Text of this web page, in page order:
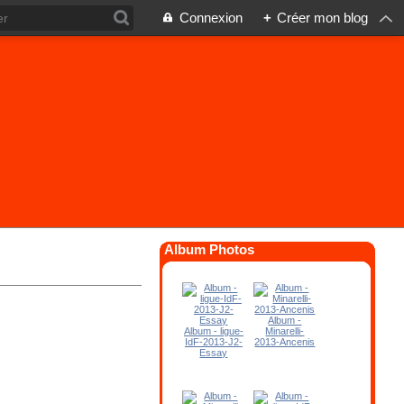
Connexion + Créer mon blog
Album Photos
Album - ligue-
IdF-2013-J2-
Essay
Album -
Minarelli-
2013-Ancenis